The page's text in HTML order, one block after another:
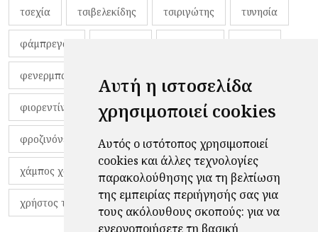
Αυτή η ιστοσελίδα
χρησιμοποιεί cookies
Αυτός ο ιστότοπος χρησιμοποιεί
cookies και άλλες τεχνολογίες
παρακολούθησης για τη βελτίωση
της εμπειρίας περιήγησής σας για
τους ακόλουθους σκοπούς: για να
ενεργοποιήσετε τη βασική
τσεχία τσιβελεκίδης τσιριγώτης τυνησία
φάμπρεγας
φενερμπαχτσέ φερνάντο τόρες φίλαθλοι
φιορεντίνα φιρμίνο φρανκ ντε μπουρ
φροζινόνε φωκικός χαβίτο
χάμπος χαραλάμπους χάρι πότερ
χρήστος τζόλης